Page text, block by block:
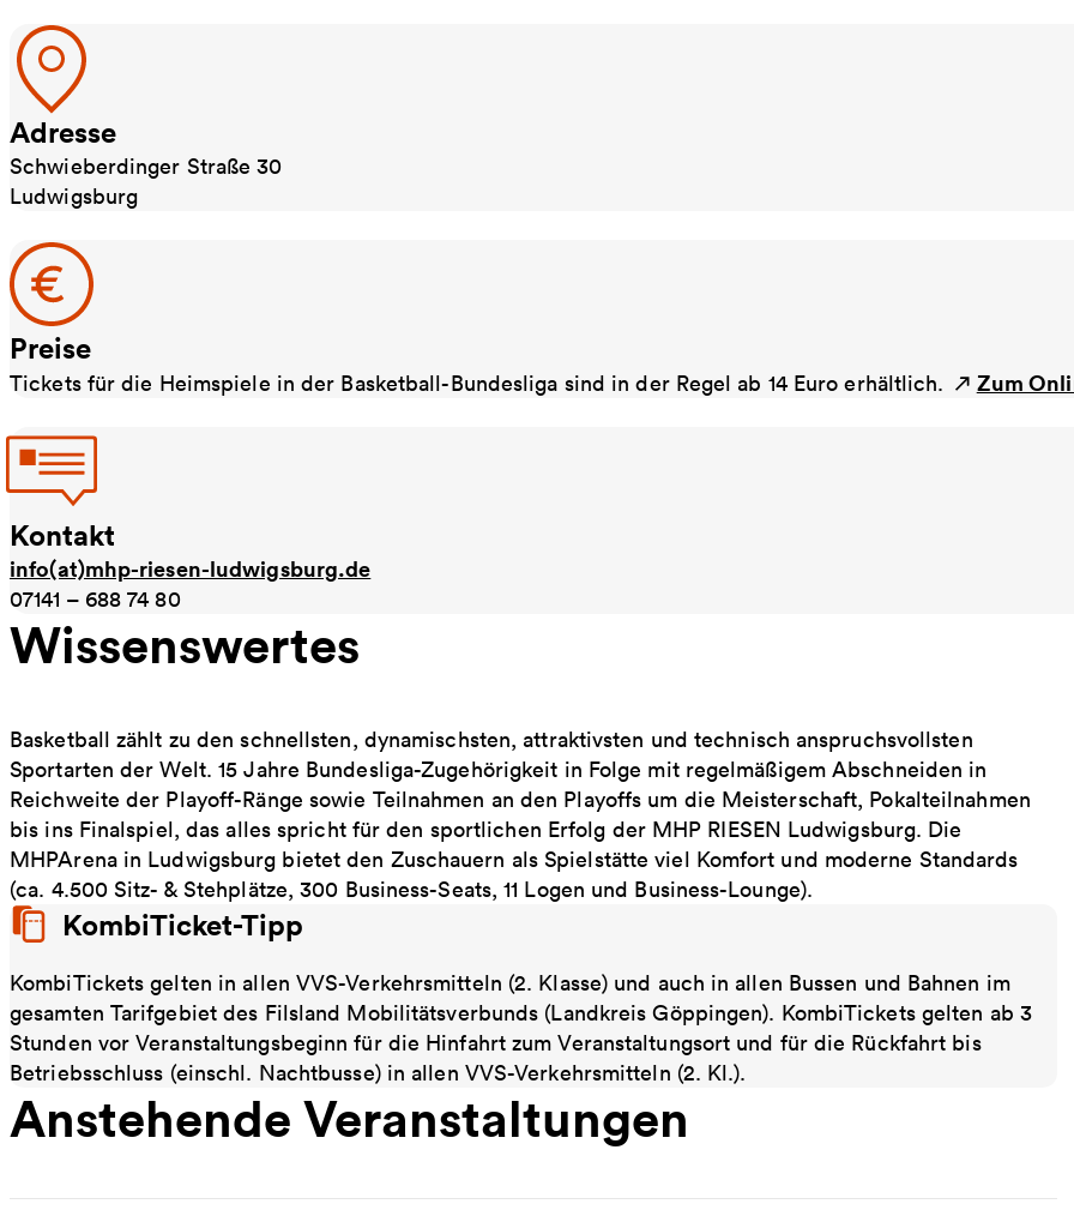
Adresse
Schwieberdinger Straße 30
Ludwigsburg
Preise
Tickets für die Heimspiele in der Basketball-Bundesliga sind in der Regel ab 14 Euro erhältlich. Zum
Kontakt
info(at)mhp-riesen-ludwigsburg.de
07141 – 688 74 80
Wissenswertes
Basketball zählt zu den schnellsten, dynamischsten, attraktivsten und technisch anspruchsvollsten
Sportarten der Welt. 15 Jahre Bundesliga-Zugehörigkeit in Folge mit regelmäßigem Abschneiden in
Reichweite der Playoff-Ränge sowie Teilnahmen an den Playoffs um die Meisterschaft, Pokalteilnahmen
bis ins Finalspiel, das alles spricht für den sportlichen Erfolg der MHP RIESEN Ludwigsburg. Die
MHPArena in Ludwigsburg bietet den Zuschauern als Spielstätte viel Komfort und moderne Standards
(ca. 4.500 Sitz- & Stehplätze, 300 Business-Seats, 11 Logen und Business-Lounge).
KombiTicket-Tipp
KombiTickets gelten in allen VVS-Verkehrsmitteln (2. Klasse) und auch in allen Bussen und Bahnen im
gesamten Tarifgebiet des Filsland Mobilitätsverbunds (Landkreis Göppingen). KombiTickets gelten ab 3
Stunden vor Veranstaltungsbeginn für die Hinfahrt zum Veranstaltungsort und für die Rückfahrt bis
Betriebsschluss (einschl. Nachtbusse) in allen VVS-Verkehrsmitteln (2. Kl.).
Anstehende Veranstaltungen